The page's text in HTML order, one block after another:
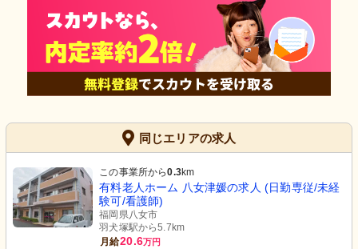
同じエリアの求人
この事業所から0.3km
有料老人ホーム 八女津媛の求人 (日勤専従/未経
験可/看護師)
福岡県八女市
羽犬塚駅から5.7km
月給20.6万円